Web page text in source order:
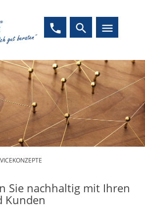
phone search menu
Sie nachhaltig mit Ihren
Kunden